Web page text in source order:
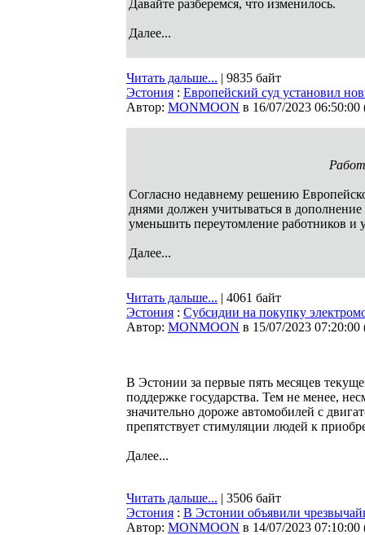
Давайте разберемся, что изменилось.
Далее...
Читать дальше... | 9835 байт
Эстония : Европейский суд установил
Автор: MONMOON в 16/07/2023 06:50:00
Согласно недавнему решению
днями должен учитываться в
уменьшить переутомление работников
Далее...
Читать дальше... | 4061 байт
Эстония : Субсидии на покупку
Автор: MONMOON в 15/07/2023 07:20:00
В Эстонии за первые пять месяцев
поддержке государства. Тем не менее,
значительно дороже автомобилей с
препятствует стимуляции людей к
Далее...
Читать дальше... | 3506 байт
Эстония : В Эстонии объявили
Автор: MONMOON в 14/07/2023 07:10:00